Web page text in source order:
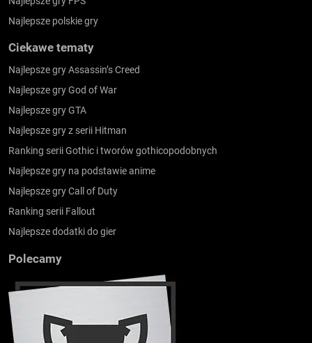
Najlepsze polskie gry
Ciekawe tematy
Najlepsze gry Assassin’s Creed
Najlepsze gry God of War
Najlepsze gry GTA
Najlepsze gry z serii Hitman
Ranking serii Gothic i tworów gothicopodobnych
Najlepsze gry na podstawie anime
Najlepsze gry Call of Duty
Ranking serii Fallout
Najlepsze dodatki do gier
Polecamy